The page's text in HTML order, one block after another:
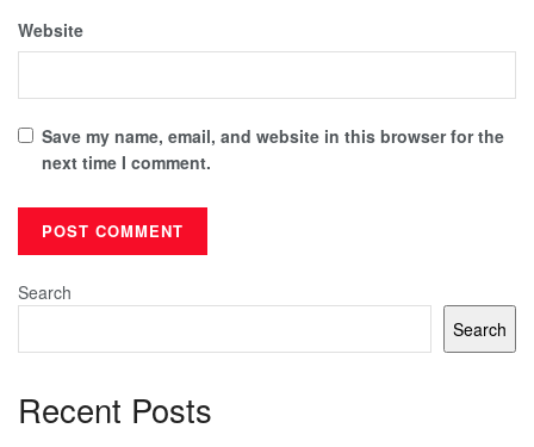
Website
Save my name, email, and website in this browser for the
next time I comment.
Search
Search
Recent Posts